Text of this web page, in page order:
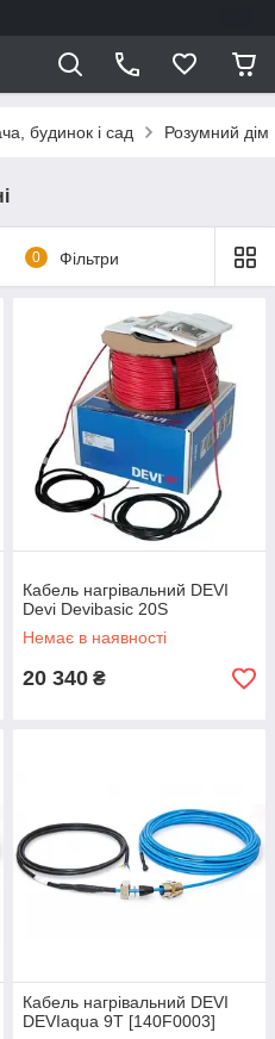
будинок і сад Розумний дім
0 Фільтри
Кабель нагрівальний DEVI
Devi Devibasic 20S
Немає в наявності
20 340 ₴
Кабель нагрівальний DEVI
DEVIaqua 9T [140F0003]